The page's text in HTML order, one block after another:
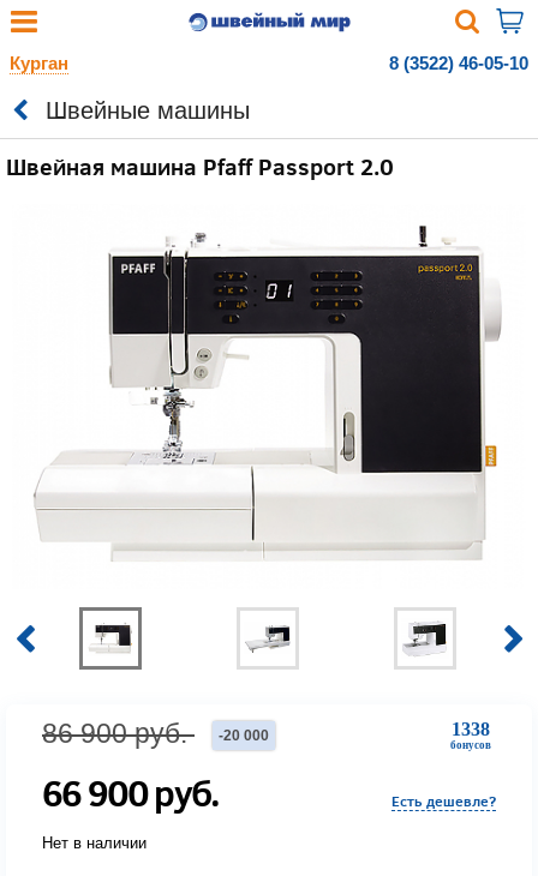
Курган 8 (3522) 46-05-10
Швейные машины
Швейная машина Pfaff Passport 2.0
1338
бонусов
86 900 руб. -20 000
66 900руб. Есть дешевле?
Нет в наличии